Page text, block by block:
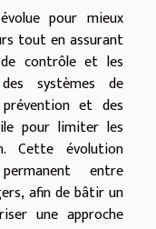
pour mieux
tout en assurant
contrôle et les
systèmes de
et des
pour limiter les
Cette évolution
entre
afin de bâtir un
une approche